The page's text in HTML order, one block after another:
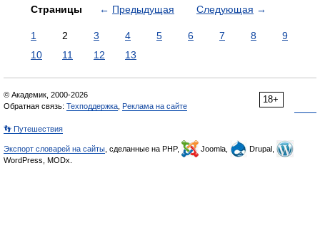
Страницы ← Предыдущая Следующая →
1 2 3 4 5 6 7 8
9
10
11 12 13
18+
© Академик, 2000-2026
Обратная связь: Техподдержка Реклама на сайте
👣 Путешествия
Экспорт словарей на сайты , сделанные на PHP, Joomla,
Drupal,
WordPress, MODx.